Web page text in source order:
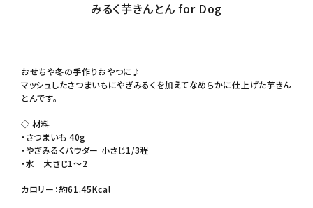
みるく芋きんとん for Dog
おせちや冬の手作りおやつに♪
マッシュしたさつまいもにやぎみるくを加えてなめらかに仕上げた芋きん
とんです。
◇ 材料
・さつまいも 40g
・やぎみるくパウダー 小さじ1/3程
・水 大さじ1〜2
カロリー：約61.45Kcal